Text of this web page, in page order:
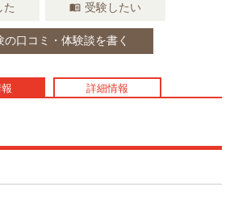
た menu_book 受験したい
の口コミ・体験談を書く
詳細情報